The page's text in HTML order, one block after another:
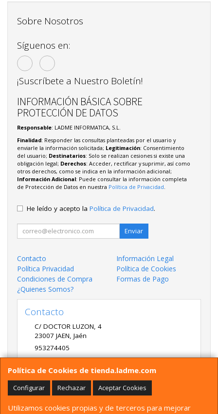
Política de Cookies de tienda.ladme.com
Configurar Rechazar Aceptar Cookies
Utilizamos cookies propias y de terceros para mejorar
Sobre Nosotros
Síguenos en:
¡Suscríbete a Nuestro Boletín!
INFORMACIÓN BÁSICA SOBRE
PROTECCIÓN DE DATOS
Responsable: LADME INFORMATICA, S.L.
Finalidad: Responder las consultas planteadas por el usuario y
enviarle la información solicitada; Legitimación: Consentimiento
del usuario; Destinatarios: Solo se realizan cesiones si existe una
obligación legal; Derechos: Acceder, rectificar y suprimir, así como
otros derechos, como se indica en la información adicional;
Información Adicional: Puede consultar la información completa
de Protección de Datos en nuestra Política de Privacidad.
He leído y acepto la Política de Privacidad.
Enviar
Contacto
Información Legal
Política Privacidad
Política de Cookies
Condiciones de Compra
Formas de Pago
¿Quienes Somos?
Contacto
C/ DOCTOR LUZON, 4
23007 JAEN, Jaén
953274405
LADME@LADME.COM
Horario
9:30 A 14:00 Y 17:00 A 20:00 DE LUNES A VIERNES